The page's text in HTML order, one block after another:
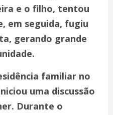
e o filho, tentou
em seguida, fugiu
gerando grande
familiar no
uma discussão
Durante o